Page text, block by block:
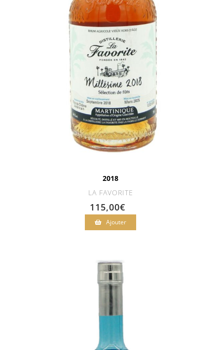
2018
LA FAVORITE
115,00€
Ajouter